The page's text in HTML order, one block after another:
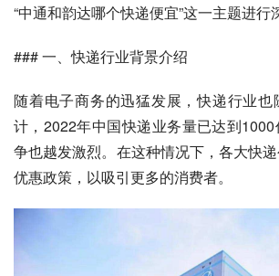
“中通和韵达哪个快递便宜”这一主题进行
### 一、快递行业背景介绍
随着电子商务的迅猛发展，快递行业
计，2022年中国快递业务量已达到
争也越发激烈。在这种情况下，各大快
优惠政策，以吸引更多的消费者。